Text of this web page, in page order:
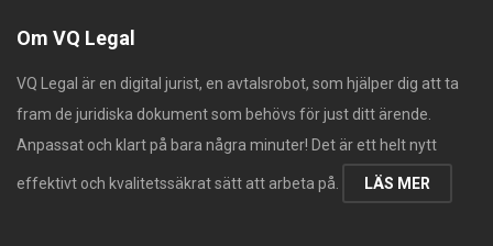
Om VQ Legal
VQ Legal är en digital jurist, en avtalsrobot, som hjälper dig att ta
fram de juridiska dokument som behövs för just ditt ärende.
Anpassat och klart på bara några minuter! Det är ett helt nytt
effektivt och kvalitetssäkrat sätt att arbeta på. LÄS MER